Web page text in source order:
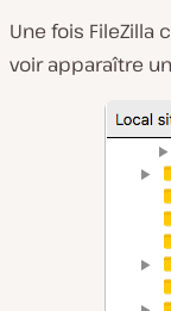
Une fois FileZilla
voir apparaître